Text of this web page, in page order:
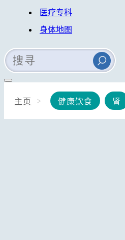
医疗专科
身体地图
主页 健康饮食 肾